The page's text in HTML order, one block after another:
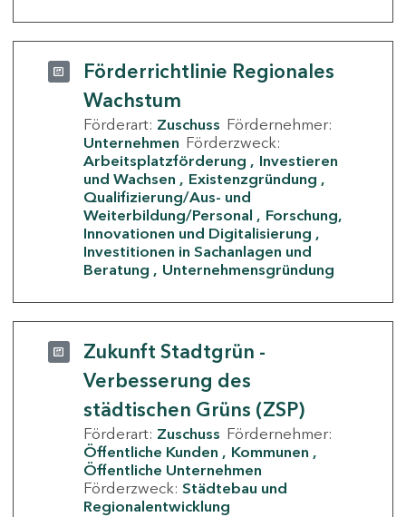
Förderrichtlinie Regionales
Wachstum
Förderart: Zuschuss Fördernehmer:
Unternehmen Förderzweck:
Arbeitsplatzförderung
Investieren
und Wachsen
Existenzgründung
Qualifizierung/Aus- und
Weiterbildung/Personal
Forschung,
Innovationen und Digitalisierung
Investitionen in Sachanlagen und
Beratung
Unternehmensgründung
Zukunft Stadtgrün -
Verbesserung des
städtischen Grüns (ZSP)
Förderart: Zuschuss Fördernehmer:
Öffentliche Kunden
Kommunen
Öffentliche Unternehmen
Förderzweck: Städtebau und
Regionalentwicklung